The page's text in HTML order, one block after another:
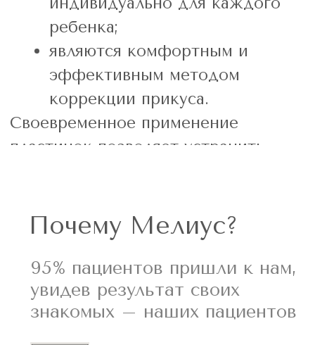
брекеты вам подойдут
Записаться на консультацию
Тонян Вагарш Овикович
Главный врач, врач-ортодонт,
основатель клиники "Мелиус",
спикер ORMCO